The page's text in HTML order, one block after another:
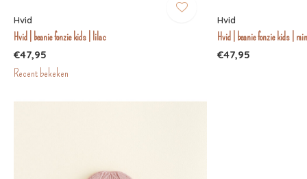
Hvid
Hvid | beanie fonzie kids | lilac
€47,95
Hvid
Hvid | beanie fonzie kids |
€47,95
Recent bekeken